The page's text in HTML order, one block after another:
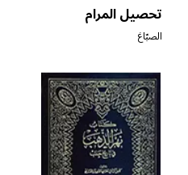
تحصيل المرام
الصبّاغ